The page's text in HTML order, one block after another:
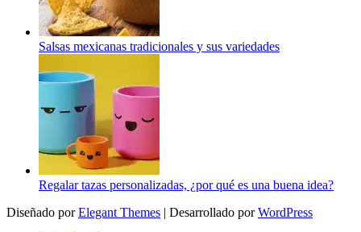
Salsas mexicanas tradicionales y sus variedades
Regalar tazas personalizadas, ¿por qué es una buena idea?
Diseñado porElegant Themes | Desarrollado porWordPress